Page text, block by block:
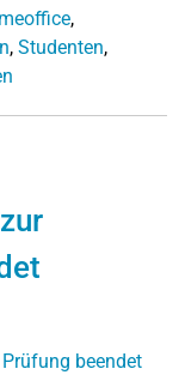
,
, Studenten,